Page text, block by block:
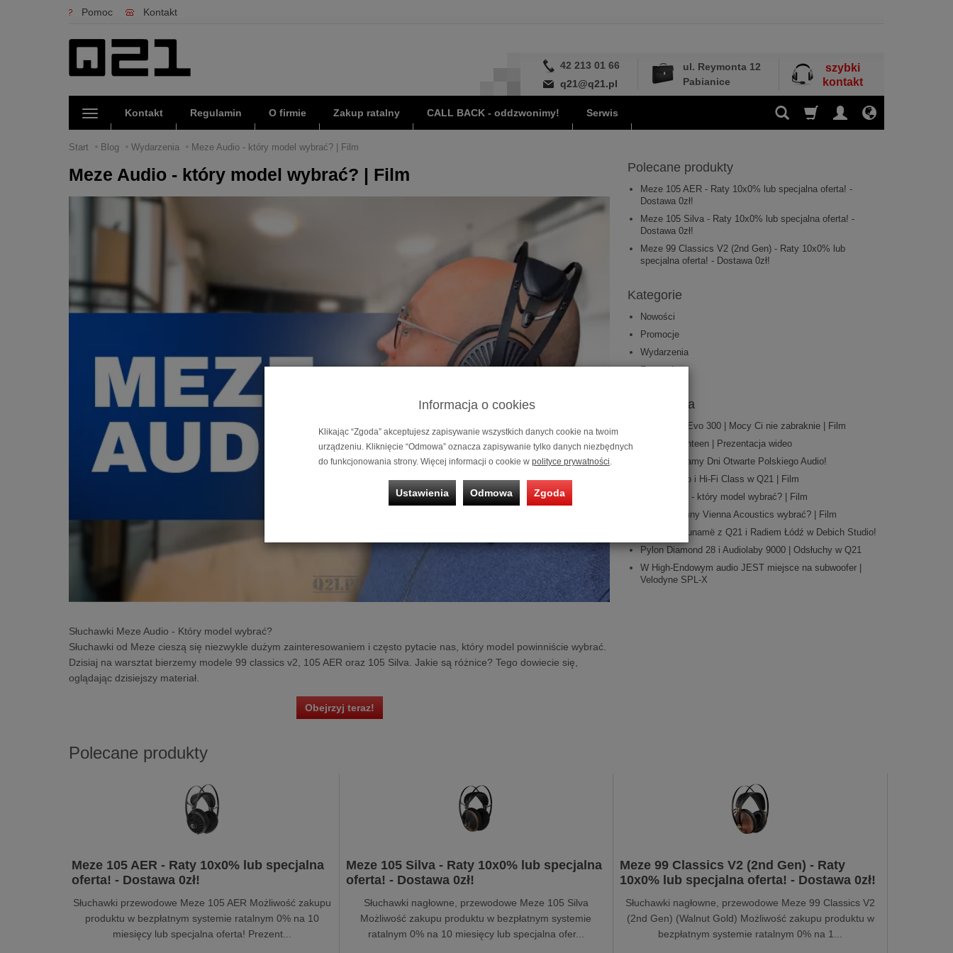
Pomoc Kontakt
42 213 01 66
q21@q21.pl
ul. Reymonta 12
Pabianice
szybki
kontakt
Kontakt Regulamin O firmie Zakup ratalny CALL BACK - oddzwonimy! Serwis
Start Blog Wydarzenia Meze Audio - który model wybrać? | Film
Meze Audio - który model wybrać? | Film
Słuchawki Meze Audio - Który model wybrać?
Słuchawki od Meze cieszą się niezwykle dużym zainteresowaniem i często pytacie nas, który model powinniście wybrać.
Dzisiaj na warsztat bierzemy modele 99 classics v2, 105 AER oraz 105 Silva. Jakie są różnice? Tego dowiecie się,
oglądając dzisiejszy materiał.
Obejrzyj teraz!
Polecane produkty
Meze 105 AER - Raty 10x0% lub specjalna oferta! -
Dostawa 0zł!
Meze 105 Silva - Raty 10x0% lub specjalna oferta! -
Dostawa 0zł!
Meze 99 Classics V2 (2nd Gen) - Raty 10x0% lub
specjalna oferta! - Dostawa 0zł!
Kategorie
Nowości
Promocje
Wydarzenia
Wydarzenia
Cambridge Evo 300 | Mocy Ci nie zabraknie | Film
Qualio Quanteen | Prezentacja wideo
Rozpoczynamy Dni Otwarte Polskiego Audio!
NowakAudio i Hi-Fi Class w Q21 | Film
Meze Audio - który model wybrać? | Film
Które kolumny Vienna Acoustics wybrać? | Film
Odsłuchy Lunamë z Q21 i Radiem Łódź w Debich Studio!
Pylon Diamond 28 i Audiolaby 9000 | Odsłuchy w Q21
W High-Endowym audio JEST miejsce na subwoofer |
Velodyne SPL-X
Polecane produkty
Meze 105 AER - Raty 10x0% lub specjalna
oferta! - Dostawa 0zł!
Słuchawki przewodowe Meze 105 AER Możliwość zakupu
produktu w bezpłatnym systemie ratalnym 0% na 10
miesięcy lub specjalna oferta! Prezent...
Meze 105 Silva - Raty 10x0% lub specjalna
oferta! - Dostawa 0zł!
Słuchawki nagłowne, przewodowe Meze 105 Silva
Możliwość zakupu produktu w bezpłatnym systemie
ratalnym 0% na 10 miesięcy lub specjalna ofer...
Meze 99 Classics V2 (2nd Gen) - Raty
10x0% lub specjalna oferta! - Dostawa 0zł!
Słuchawki nagłowne, przewodowe Meze 99 Classics V2
(2nd Gen) (Walnut Gold) Możliwość zakupu produktu w
bezpłatnym systemie ratalnym 0% na 1...
Informacja o cookies
Klikając “Zgoda” akceptujesz zapisywanie wszystkich danych cookie na twoim
urządzeniu. Kliknięcie “Odmowa” oznacza zapisywanie tylko danych niezbędnych
do funkcjonowania strony. Więcej informacji o cookie w polityce prywatności.
Ustawienia Odmowa Zgoda